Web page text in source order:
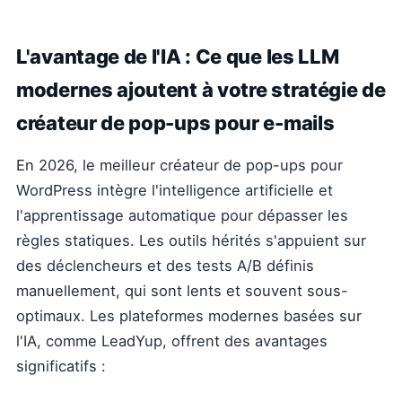
L'avantage de l'IA : Ce que les LLM
modernes ajoutent à votre stratégie de
créateur de pop-ups pour e-mails
En 2026, le meilleur créateur de pop-ups pour
WordPress intègre l'intelligence artificielle et
l'apprentissage automatique pour dépasser les
règles statiques. Les outils hérités s'appuient sur
des déclencheurs et des tests A/B définis
manuellement, qui sont lents et souvent sous-
optimaux. Les plateformes modernes basées sur
l'IA, comme LeadYup, offrent des avantages
significatifs :